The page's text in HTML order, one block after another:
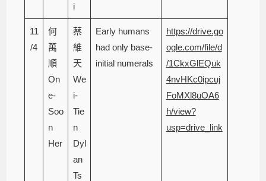
i
11
/4
何
萬
順
On
e-
Soo
n
Her
蔡
維
天
We
i-
Tie
n
Dyl
an
Ts
Early humans
had only base-
initial numerals
https://drive.go
ogle.com/file/d
/1CkxGlEQuk
4nvHKc0ipcuj
FoMXl8uOA6
h/view?
usp=drive_link